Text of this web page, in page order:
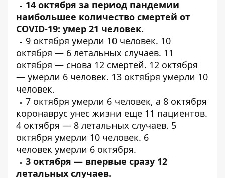
14 октября за период пандемии
наибольшее количество смертей от
COVID-19: умер 21 человек.
9 октября умерли 10 человек. 10
октября — 6 летальных случаев. 11
октября — снова 12 смертей. 12 октября
— умерли 6 человек. 13 октября умерли 10
человек.
7 октября умерли 6 человек, а 8 октября
коронаврус унес жизни еще 11 пациентов.
4 октября — 8 летальных случаев. 5
октября умерли 10 человек. 6
человек умерли 6 октября.
3 октября — впервые сразу 12
летальных случаев.